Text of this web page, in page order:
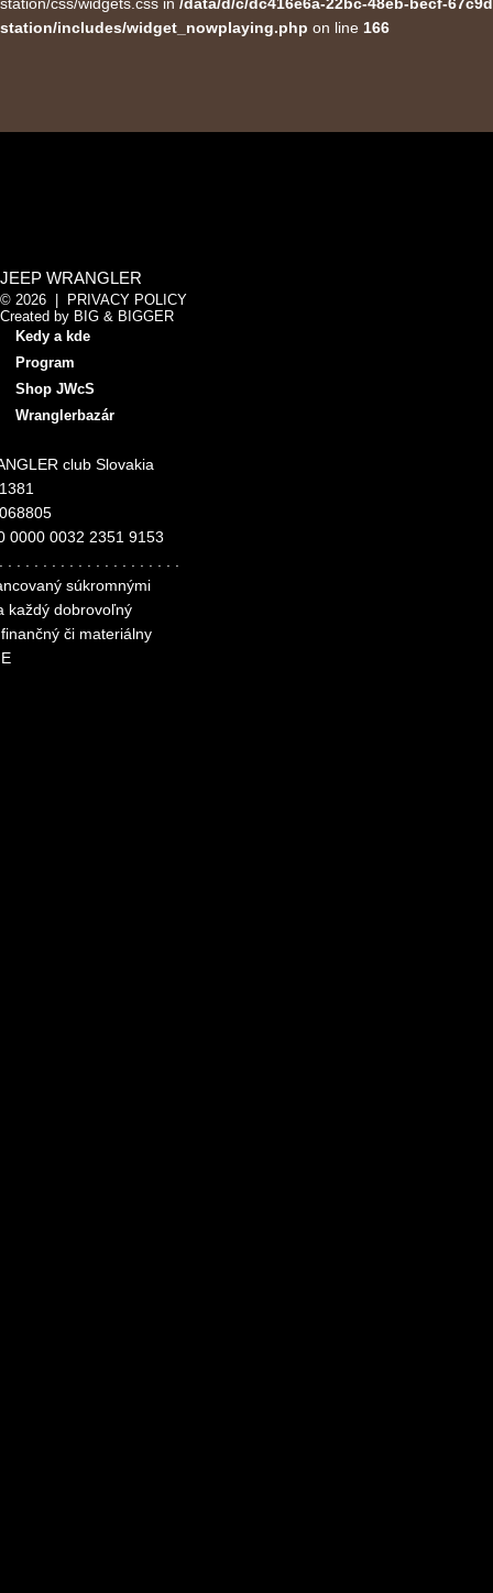
station/includes/widget_nowplaying.php on line 166
JEEP WRANGLER
© 2026 |
PRIVACY POLICY
Created by BIG & BIGGER
Kedy a kde
Program
Shop JWcS
Wranglerbazár
club Slovakia
0000 0032 2351 9153
súkromnými
každý dobrovoľný
či materiálny